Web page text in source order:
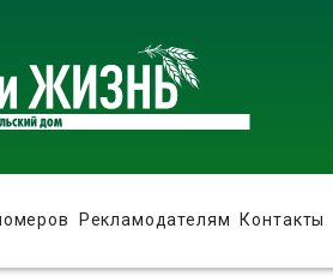
Рекламодателям Контакты